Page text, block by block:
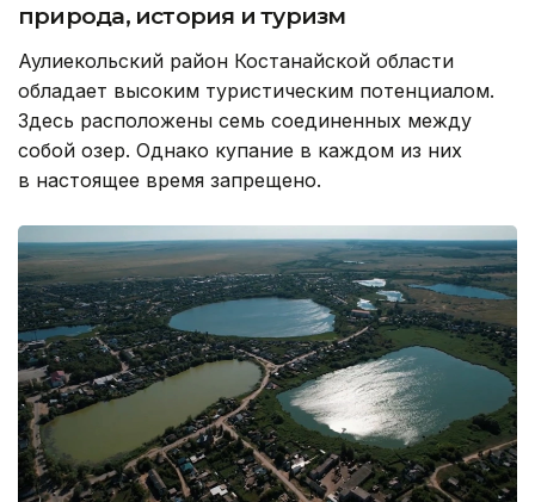
природа, история и туризм
Аулиекольский район Костанайской области
обладает высоким туристическим потенциалом.
Здесь расположены семь соединенных между
собой озер. Однако купание в каждом из них
в настоящее время запрещено.